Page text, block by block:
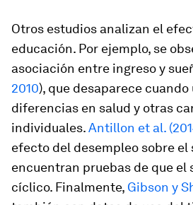
Otros estudios analizan el
educación. Por ejemplo, se
asociación entre ingreso y
2010), que desaparece
diferencias en salud y otras
individuales.Antillon et al.
efecto del desempleo sobre el
encuentran pruebas de que el
cíclico. Finalmente, Gibson y